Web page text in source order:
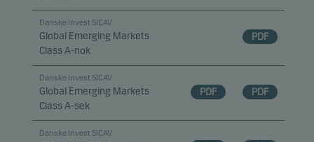
Danske Invest SICAV
Global Emerging Markets
Class A-nok
PDF
Danske Invest SICAV
Global Emerging Markets
Class A-sek
PDF PDF
Danske Invest SICAV